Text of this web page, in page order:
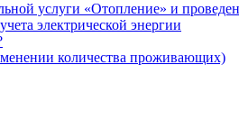
услуги «Отопление» и
электрической энергии
количества проживающих)